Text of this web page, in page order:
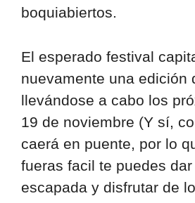
boquiabiertos.
El esperado festival
nuevamente una edición
llevándose a cabo los
19 de noviembre (Y sí,
caerá en puente, por lo
fueras facil te puedes
escapada y disfrutar de